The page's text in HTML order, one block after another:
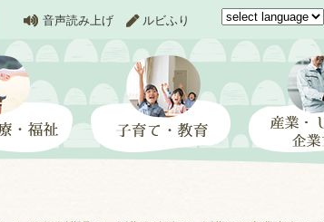
音声読み上げ ルビふり